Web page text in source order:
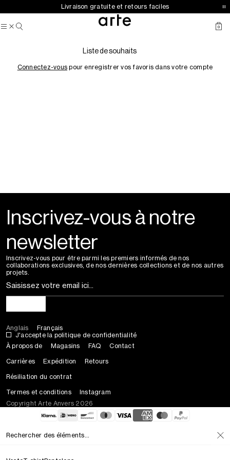
Collection automne-hiver 2026 désormais disponible
Livraison gratuite et retours faciles
0
Liste de souhaits
Connectez-vous pour enregistrer vos favoris dans votre compte
Inscrivez-vous à notre
newsletter
Inscrivez-vous pour être parmi les premiers informés de nos
collaborations exclusives, de nos dernières collections et de nos autres
projets.
Anglais
Français
J'accepte la politique de confidentialité
À propos de
Magasins FAQ Contact
Carrières Expédition Retours
Résiliation du contrat
Termes et conditions
Instagram
Copyright Arte Anvers 2026